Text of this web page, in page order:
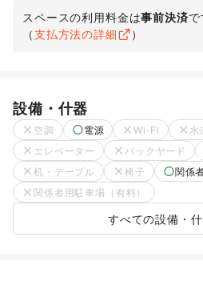
スペースの利用料金は事前決済で
（支払方法の詳細 ）
設備・什器
空調 電源 Wi-Fi 水
エレベーター
バックヤード
机・テーブル
椅子
関係
関係者用駐車場（有料）
すべての設備・